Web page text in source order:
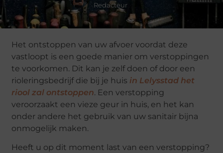
Redacteur
Het ontstoppen van uw afvoer voordat deze
vastloopt is een goede manier om verstoppingen
te voorkomen. Dit kan je zelf doen of door een
rioleringsbedrijf die bij je huis in Lelysstad het
riool zal ontstoppen. Een verstopping
veroorzaakt een vieze geur in huis, en het kan
onder andere het gebruik van uw sanitair bijna
onmogelijk maken.
Heeft u op dit moment last van een verstopping?